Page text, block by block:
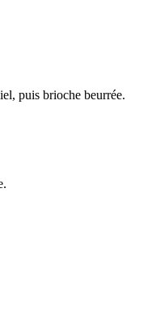
puis brioche beurrée.